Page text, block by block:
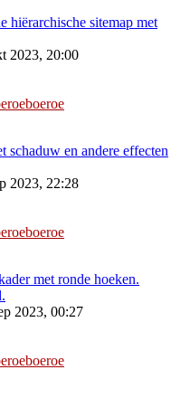
hiërarchische sitemap met
2023, 20:00
schaduw en andere effecten
2023, 22:28
met ronde hoeken.
2023, 00:27